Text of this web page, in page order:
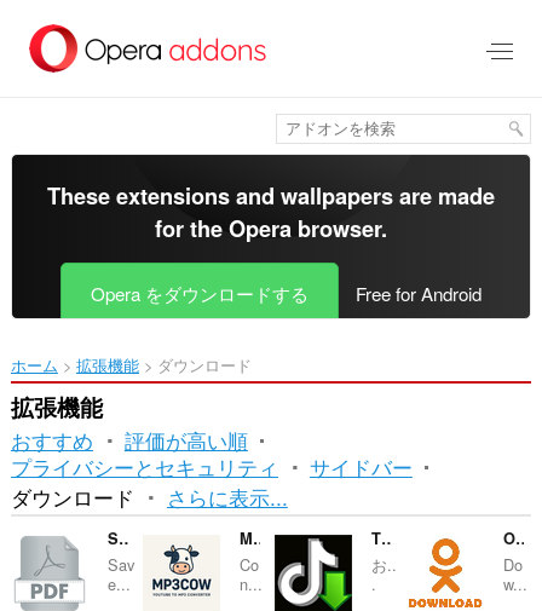
メ
ツ
移
動
These extensions and wallpapers are made
for theOpera browser.
Opera をダウンロードする Free for Android
ホーム 拡張機能 ダウンロード
拡張機能
おすすめ
評価が高い順
プライバシーとセキュリティ
サイドバー
ダウンロード
並
べ
替
さらに表示...
Save Text to PDF
Sav
e...
MP3Cow
Co
n...
TikTok download video, audio and cover art
お..
.
Odnoklassniki Download
Do
w...